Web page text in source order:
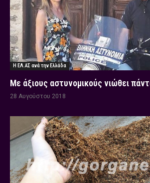
Η ΕΛ.ΑΣ ανά την Ελλάδα
Με άξιους αστυνομικούς νιώθει
28 Αυγούστου 2018